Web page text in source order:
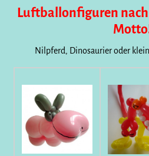
Luftballonfiguren
Nilpferd, Dinosaurier oder